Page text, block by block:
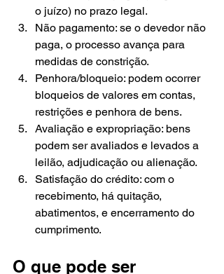
o juízo) no prazo legal.
Não pagamento: se o devedor não
paga, o processo avança para
medidas de constrição.
Penhora/bloqueio: podem ocorrer
bloqueios de valores em contas,
restrições e penhora de bens.
Avaliação e expropriação: bens
podem ser avaliados e levados a
leilão, adjudicação ou alienação.
Satisfação do crédito: com o
recebimento, há quitação,
abatimentos, e encerramento do
cumprimento.
O que pode ser